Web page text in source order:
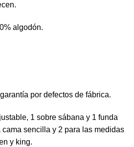
algodón.
por defectos de fábrica.
1 sobre sábana y 1 funda
sencilla y 2 para las medidas
y king.